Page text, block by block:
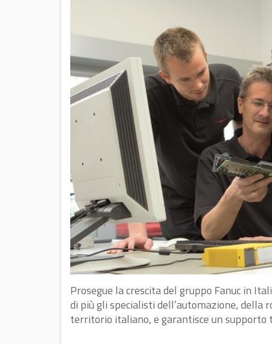
Prosegue la crescita del gruppo Fanuc in
di più gli specialisti dell’automazione, della
territorio italiano, e garantisce un